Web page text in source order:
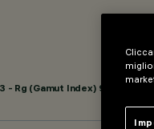
Rg (Gamut Index) 94